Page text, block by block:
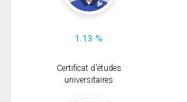
1.13 %
Certificat d'études
universitaires